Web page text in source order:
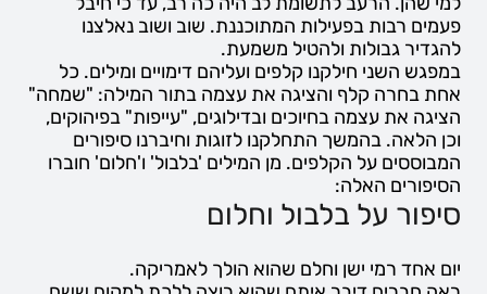
פעמים רבות בפעילות המתוכננת. שוב ושוב נאלצנו
להגדיר גבולות ולהטיל משמעת.
במפגש השני חילקנו קלפים ועליהם דימויים ומילים. כל
אחת בחרה קלף והציגה את עצמה בתור המילה: "שמחה"
הציגה את עצמה בחיוכים ובדילוגים, "עייפות" בפיהוקים,
וכן הלאה. בהמשך התחלקנו לזוגות וחיברנו סיפורים
המבוססים על הקלפים. מן המילים 'בלבול' ו'חלום' חוברו
הסיפורים האלה:
סיפור על בלבול וחלום
יום אחד רמי ישן וחלם שהוא הולך לאמריקה.